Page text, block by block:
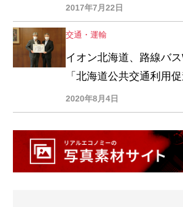
2017年7月22日
交通・運輸
イオン北海道、路線バ
「北海道公共交通利用
2020年8月4日